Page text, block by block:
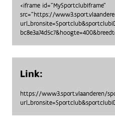
<iframe id="MySportclubIframe"
src="https://
Link:
https://www3.sport.vlaanderen/